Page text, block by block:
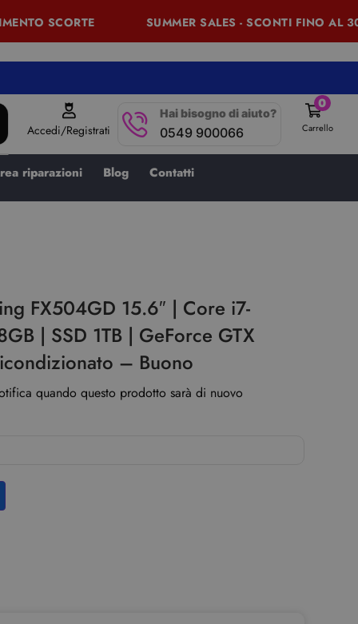
SCORTE SUMMER SALES - SCONTI FINO AL
Accedi/Registrati
Hai bisogno di aiuto?
0549 900066
0
Carrello
riparazioni Blog Contatti
FX504GD 15.6″ | Core i7-
| SSD 1TB | GeForce GTX
– Buono
quando questo prodotto sarà di nuovo